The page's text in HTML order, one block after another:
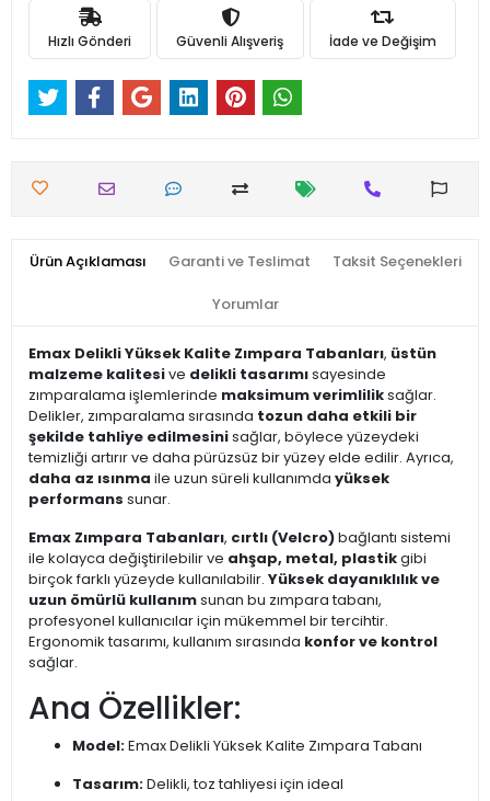
Hızlı Gönderi Güvenli Alışveriş İade ve Değişim
Ürün Açıklaması Garanti ve Teslimat Taksit Seçenekleri
Yorumlar
Emax Delikli Yüksek Kalite Zımpara Tabanları, üstün
malzeme kalitesive delikli tasarımısayesinde
zımparalama işlemlerinde maksimum verimliliksağlar.
Delikler, zımparalama sırasında tozun daha etkili bir
şekilde tahliye edilmesinisağlar, böylece yüzeydeki
temizliği artırır ve daha pürüzsüz bir yüzey elde edilir. Ayrıca,
daha az ısınma ile uzun süreli kullanımda yüksek
performans sunar.
Emax Zımpara Tabanları, cırtlı (Velcro)bağlantı sistemi
ile kolayca değiştirilebilir ve ahşap, metal, plastikgibi
birçok farklı yüzeyde kullanılabilir. Yüksek dayanıklılık ve
uzun ömürlü kullanımsunan bu zımpara tabanı,
profesyonel kullanıcılar için mükemmel bir tercihtir.
Ergonomik tasarımı, kullanım sırasında konfor ve kontrol
sağlar.
Ana Özellikler:
Model:Emax Delikli Yüksek Kalite Zımpara Tabanı
Tasarım:Delikli, toz tahliyesi için ideal